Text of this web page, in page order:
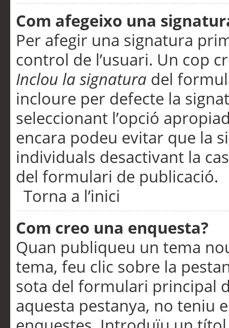
Com afegeixo una
Per afegir una signatura
control de l’usuari. Un cop
Inclou la signatura del
incloure per defecte la
seleccionant l’opció
encara podeu evitar que la
individuals desactivant la
del formulari de publicació.
Torna a l’inici
Com creo una enquesta?
Quan publiqueu un tema
tema, feu clic sobre la
sota del formulari principal
aquesta pestanya, no teniu